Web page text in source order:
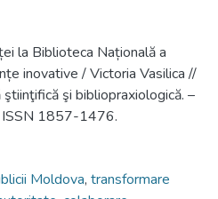
la Biblioteca Națională a
inovative / Victoria Vasilica //
şi bibliopraxiologică. –
1857-1476.
Moldova, transformare